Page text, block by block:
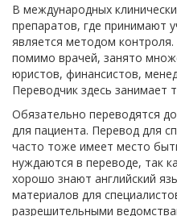
В международных
препаратов, где принимают
является методом контроля.
помимо врачей, занято
юристов, финансистов,
Переводчик здесь занимает
Обязательно переводятся
для пациента. Перевод для
часто тоже имеет место
нуждаются в переводе, так
хорошо знают английский
материалов для
разрешительными